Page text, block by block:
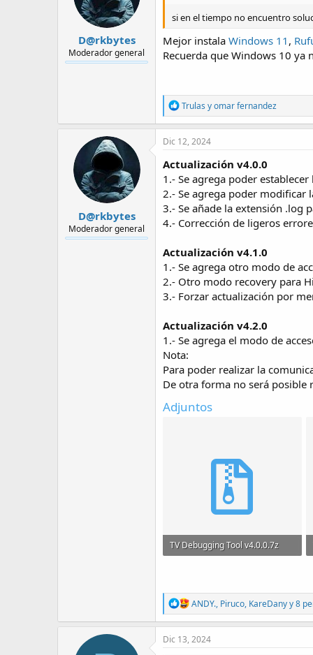
s
D@rkbytes
Moderador general
si en el tiempo no encuentro
Mejor instala Windows 11 ,
Recuerda que Windows 10 ya
R
e
a
c
i
o
n
s
:
Trulas yomar fernandez
D@rkbytes
Moderador general
Dic 12, 2024
Actualización v4.0.0
1.- Se agrega poder
2.- Se agrega poder modificar
3.- Se añade la extensión .log
4.- Corrección de ligeros
Actualización v4.1.0
1.- Se agrega otro modo de
2.- Otro modo recovery para
3.- Forzar actualización por
Actualización v4.2.0
1.- Se agrega el modo de
Nota:
Para poder realizar la
De otra forma no será posible
Adjuntos
TV Debugging Tool v4.0.0.7z
R
e
a
c
ANDY., Piruco, KareDanyy 8
Dic 13, 2024